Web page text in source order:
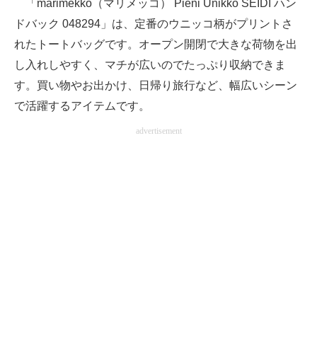
「marimekko（マリメッコ） Pieni Unikko SEIDI ハン
ドバック 048294」は、定番のウニッコ柄がプリントさ
れたトートバッグです。オープン開閉で大きな荷物を出
し入れしやすく、マチが広いのでたっぷり収納できま
す。買い物やお出かけ、日帰り旅行など、幅広いシーン
で活躍するアイテムです。
advertisement